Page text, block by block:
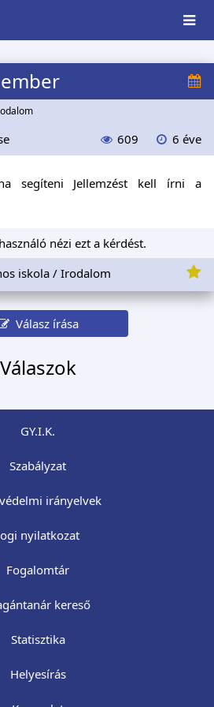
609 6 éve
segíteni Jellemzést kell írni a
nézi ezt a kérdést.
iskola / Irodalom
Válasz írása
Válaszok
GY.I.K.
Szabályzat
irányelvek
nyilatkozat
Fogalomtár
kereső
Statisztika
Helyesírás